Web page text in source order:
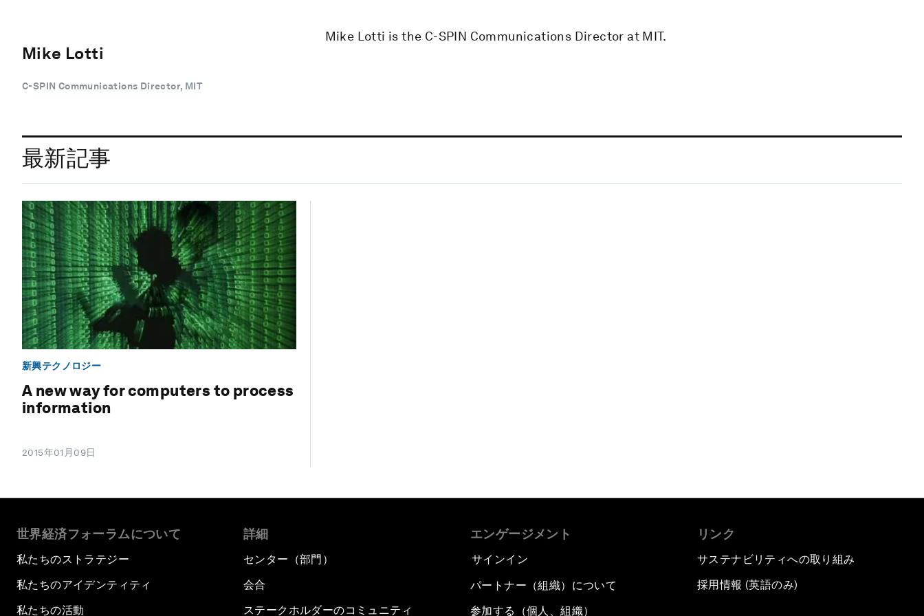
Mike Lotti
C-SPIN Communications Director, MIT
Mike Lotti is the C-SPIN Communications Director at MIT.
最新記事
新興テクノロジー
A new way for computers to process
information
2015年01月09日
世界経済フォーラムについて
私たちのストラテジー
私たちのアイデンティティ
私たちの活動
詳細
センター（部門）
会合
ステークホルダーのコミュニティ
エンゲージメント
サインイン
パートナー（組織）について
参加する（個人、組織）
リンク
サステナビリティへの取り組み
採用情報 (英語のみ)